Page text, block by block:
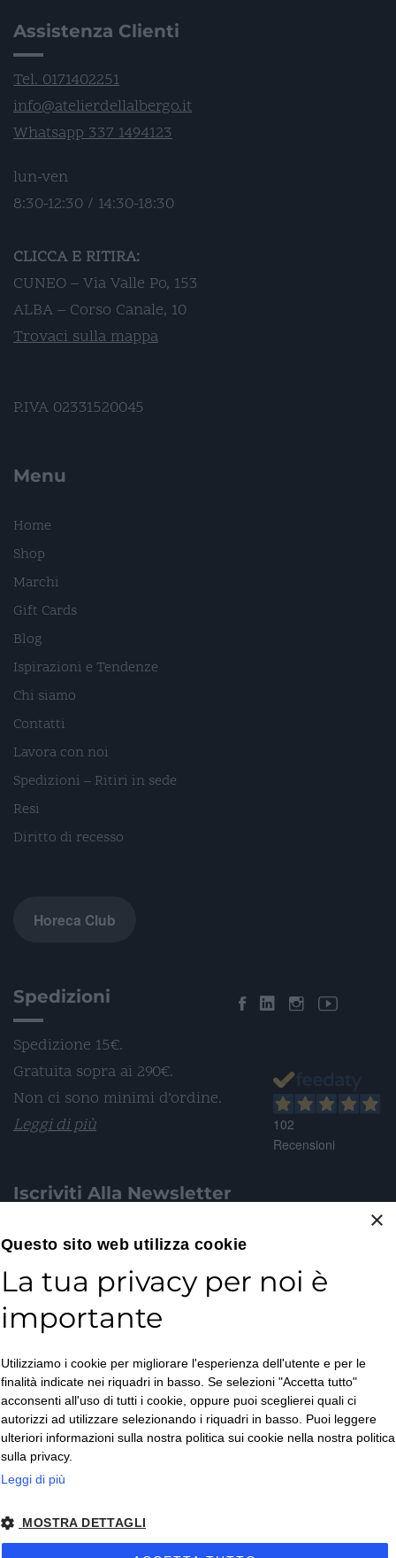
Assistenza Clienti
Tel. 0171402251
info@atelierdellalbergo.it
Whatsapp 337 1494123
lun-ven
8:30-12:30 / 14:30-18:30
CLICCA E RITIRA:
CUNEO – Via Valle Po, 153
ALBA – Corso Canale, 10
Trovaci sulla mappa
P.IVA 02331520045
Menu
Home
Shop
Marchi
Gift Cards
Blog
Ispirazioni e Tendenze
Chi siamo
Contatti
Lavora con noi
Spedizioni – Ritiri in sede
Resi
Diritto di recesso
Horeca Club
Spedizioni
Spedizione 15€.
Gratuita sopra ai 290€.
Non ci sono minimi d’ordine.
Leggi di più
Iscriviti Alla Newsletter
Email*
Privacy Policy*
ISCRIVITI
102
Recensioni
Copyright © 2026. All Rights Reserved.
×
Questo sito web utilizza cookie
La tua privacy per noi è
importante
Utilizziamo i cookie per migliorare l'esperienza dell'utente e per le
finalità indicate nei riquadri in basso. Se selezioni "Accetta tutto"
acconsenti all'uso di tutti i cookie, oppure puoi sceglierei quali ci
autorizzi ad utilizzare selezionando i riquadri in basso. Puoi leggere
ulteriori informazioni sulla nostra politica sui cookie nella nostra politica
sulla privacy.
Leggi di più
MOSTRA DETTAGLI